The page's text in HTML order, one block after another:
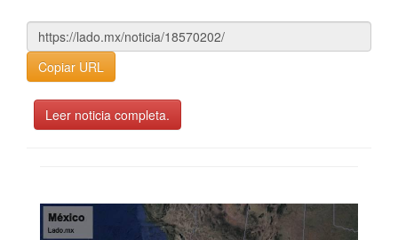
Copiar URL
Leer noticia completa.